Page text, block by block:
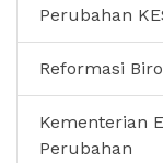
Perubahan
Reformasi
Kementerian
Perubahan